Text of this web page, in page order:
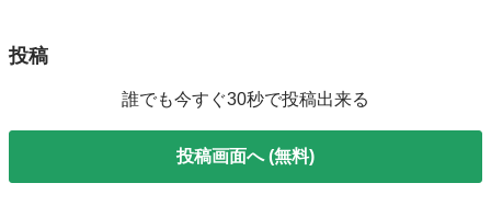
投稿
誰でも今すぐ30秒で投稿出来る
投稿画面へ (無料)